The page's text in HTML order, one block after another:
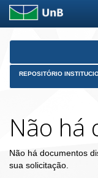
Skip
REPOSITÓRIO
Não há
Não há documentos
sua solicitação.